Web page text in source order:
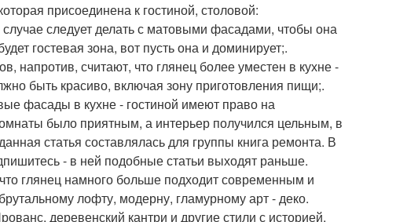
присоединена к гостиной, столовой:
следует делать с матовыми фасадами, чтобы она
гостевая зона, вот пусть она и доминирует;.
напротив, считают, что глянец более уместен в кухне -
быть красиво, включая зону приготовления пищи;.
фасады в кухне - гостиной имеют право на
было приятным, а интерьер получился цельным, в
статья составлялась для группы книга ремонта. В
- в ней подобные статьи выходят раньше.
глянец намного больше подходит современным и
лофту, модерну, гламурному арт - деко.
деревенский кантри и другие стили с историей,